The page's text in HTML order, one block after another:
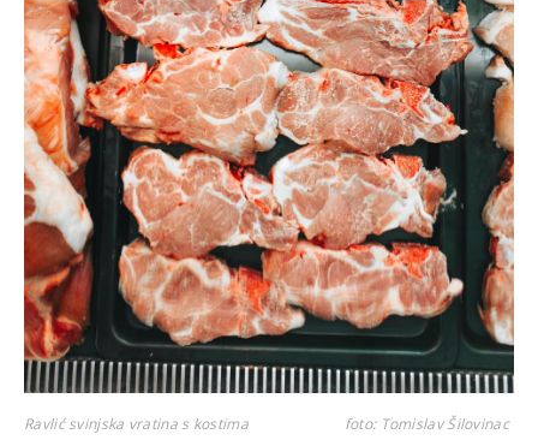
Ravlić svinjska vratina s kostima foto: Tomislav Šilovinac